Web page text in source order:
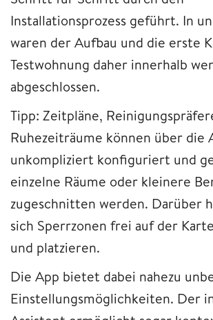
Installationsprozess geführt. In
waren der Aufbau und die erste
Testwohnung daher innerhalb
abgeschlossen.
Tipp: Zeitpläne,
Ruhezeiträume können über die
unkompliziert konfiguriert und
einzelne Räume oder kleinere
zugeschnitten werden. Darüber
sich Sperrzonen frei auf der
und platzieren.
Die App bietet dabei nahezu
Einstellungsmöglichkeiten. Der